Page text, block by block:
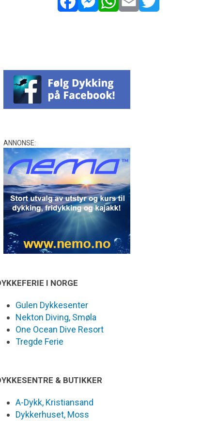
ANNONSE:
I NORGE
Gulen Dykkesenter
Nekton Diving, Smøla
One Ocean Dive Resort
Tregde Ferie
& BUTIKKER
A-Dykk, Kristiansand
Dykkerhuset, Moss